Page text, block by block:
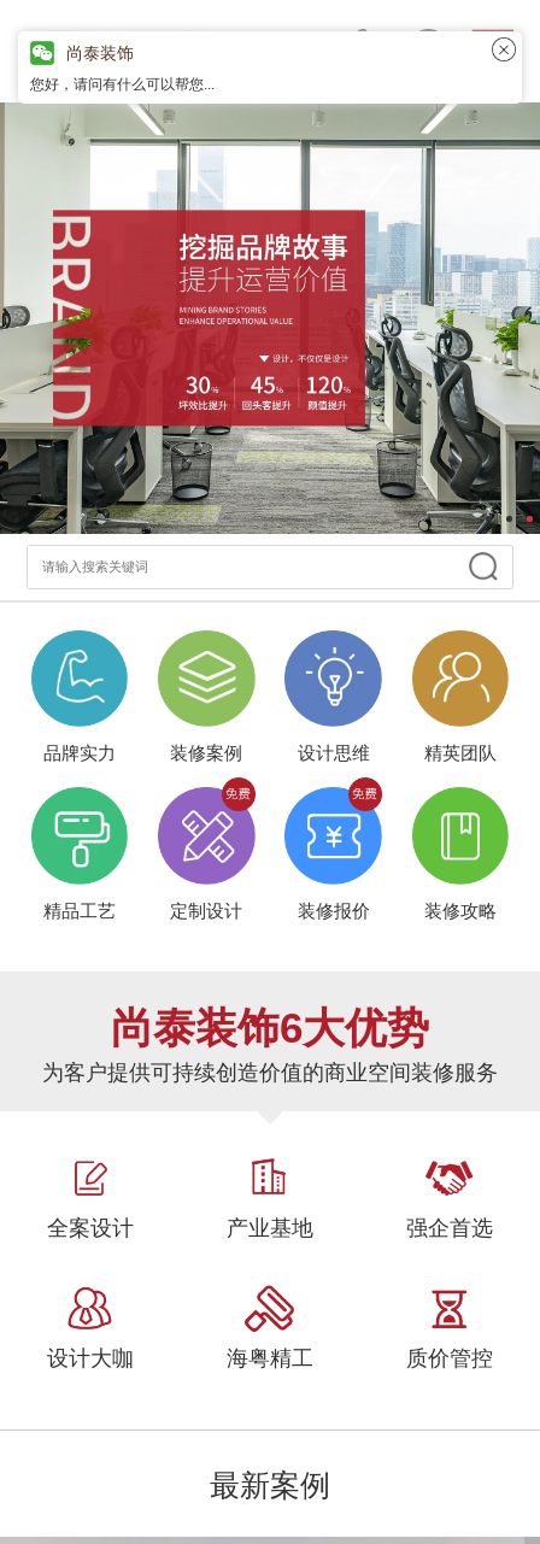
品牌实力 装修案例 设计思维 精英团队
精品工艺 定制设计 装修报价 装修攻略
尚泰装饰6大优势
为客户提供可持续创造价值的商业空间装修服务
全案设计 产业基地 强企首选
设计大咖 海粤精工 质价管控
最新案例
尚泰装饰
您好，请问有什么可以帮您...